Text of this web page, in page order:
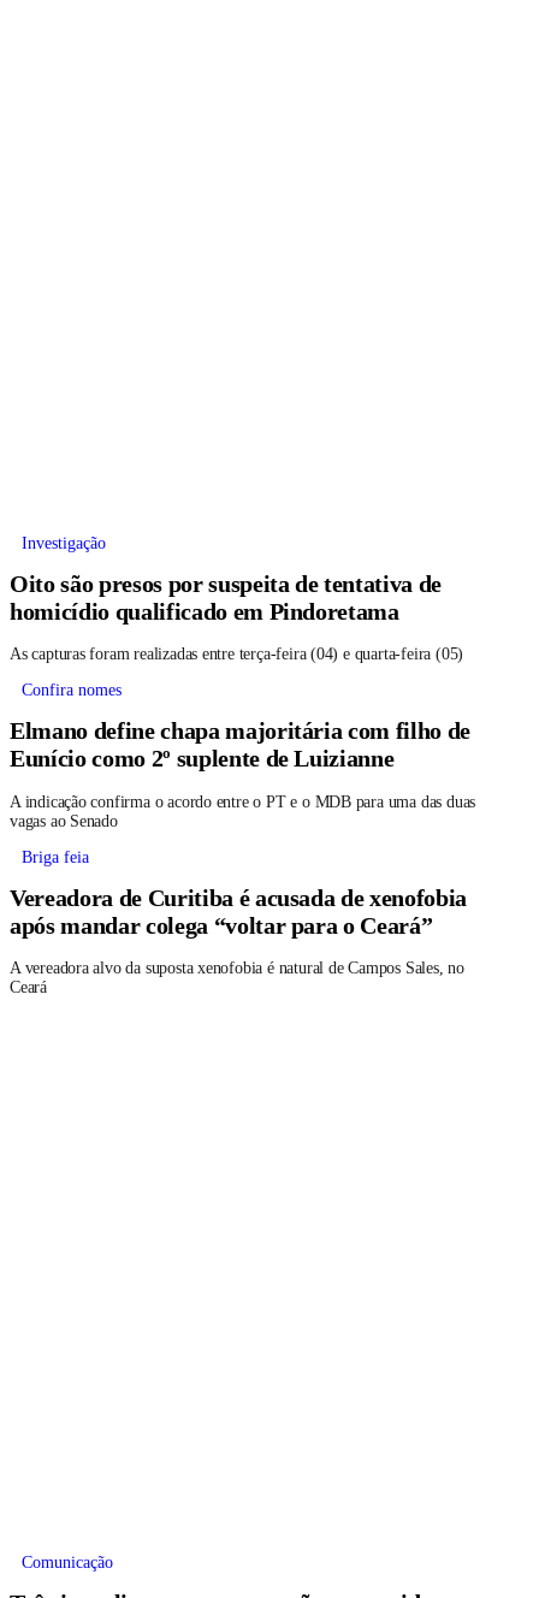
Investigação
Oito são presos por suspeita de tentativa de
homicídio qualificado em Pindoretama
As capturas foram realizadas entre terça-feira (04) e quarta-feira (05)
Confira nomes
Elmano define chapa majoritária com filho de
Eunício como 2º suplente de Luizianne
A indicação confirma o acordo entre o PT e o MDB para uma das duas
vagas ao Senado
Briga feia
Vereadora de Curitiba é acusada de xenofobia
após mandar colega “voltar para o Ceará”
A vereadora alvo da suposta xenofobia é natural de Campos Sales, no
Ceará
Comunicação